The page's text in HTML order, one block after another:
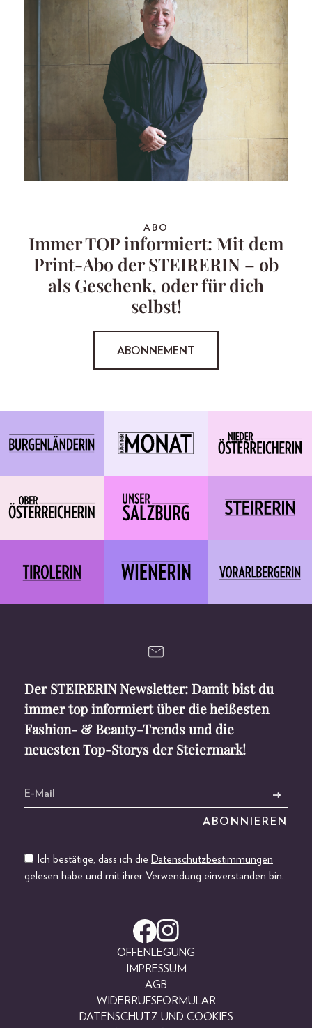
ABO
Immer TOP informiert: Mit dem
Print-Abo der STEIRERIN – ob
als Geschenk, oder für dich
selbst!
ABONNEMENT
Der STEIRERIN Newsletter: Damit bist du
immer top informiert über die heißesten
Fashion- & Beauty-Trends und die
neuesten Top-Storys der Steiermark!
Ich bestätige, dass ich die Datenschutzbestimmungen
gelesen habe und mit ihrer Verwendung einverstanden bin.
OFFENLEGUNG
IMPRESSUM
AGB
WIDERRUFSFORMULAR
DATENSCHUTZ UND COOKIES